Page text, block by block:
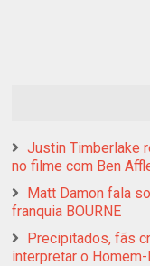
Justin Timberlake
no filme com Ben
Matt Damon fala
franquia BOURNE
Precipitados, fãs
interpretar o